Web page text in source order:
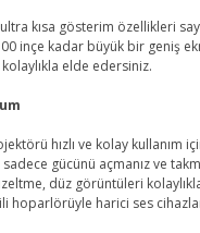
kısa gösterim özellikleri
inçe kadar büyük bir geniş
elde edersiniz.
hızlı ve kolay kullanım
gücünü açmanız ve
düz görüntüleri
hoparlörüyle harici ses